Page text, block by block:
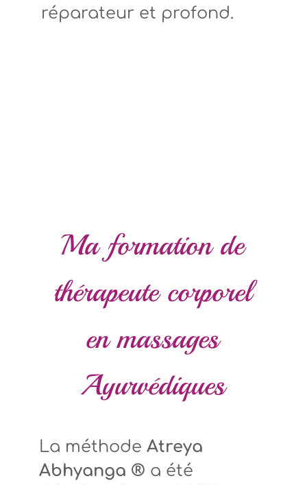
réparateur et profond.
Ma formation de
thérapeute corporel
en massages
Ayurvédiques
La méthode Atreya
Abhyanga ® a été